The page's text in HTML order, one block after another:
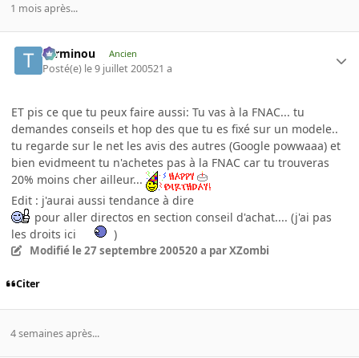
1 mois après...
Terminou Ancien
Posté(e) le 9 juillet 200521 a
ET pis ce que tu peux faire aussi: Tu vas à la FNAC... tu
demandes conseils et hop des que tu es fixé sur un modele..
tu regarde sur le net les avis des autres (Google powwaaa) et
bien evidmeent tu n'achetes pas à la FNAC car tu trouveras
20% moins cher ailleur...
Edit : j'aurai aussi tendance à dire
pour aller directos en section conseil d'achat.... (j'ai pas
les droits ici
)
Modifié le 27 septembre 200520 a par XZombi
Citer
4 semaines après...